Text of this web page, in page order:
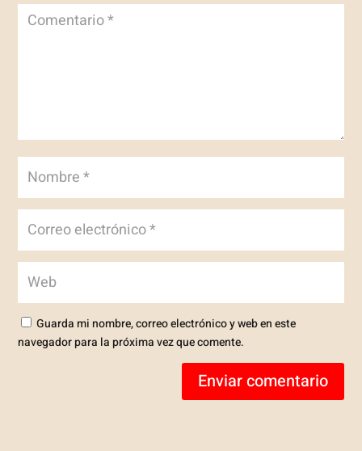
Guarda mi nombre, correo electrónico y web en este
navegador para la próxima vez que comente.
Enviar comentario